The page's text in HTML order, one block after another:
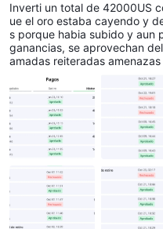
Inverti un total de 42000US
ue el oro estaba cayendo y
s porque habia subido y aun
ganancias, se aprovechan
amadas reiteradas
uruguayas que ganaron mi
a de credito al maximo y
saba y eso no paso. Ya
contactarme insistiendo en
o y que nuevamente iban a
go que pagar por PSE
afa tan grande pues nunca
en descontarlo de la
nada, me engañaron dos
a de mi pais, y los
LERTA pesima empresa no
cierren😡